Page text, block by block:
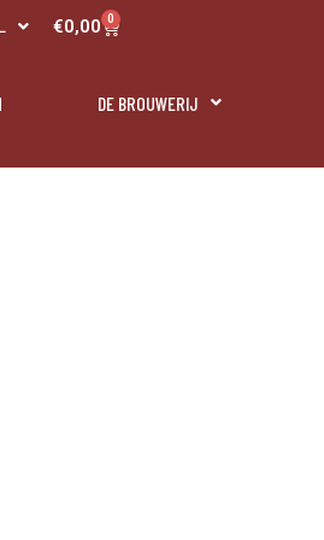
€0,00 0
Panier
DE BROUWERIJ